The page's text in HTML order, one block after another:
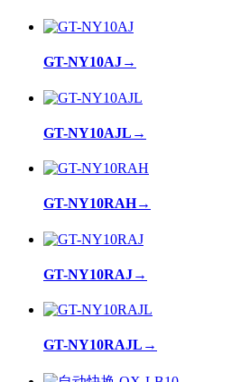
GT-NY10AJ→
GT-NY10AJL →
GT-NY10RAH→
GT-NY10RAJ→
GT-NY10RAJL →